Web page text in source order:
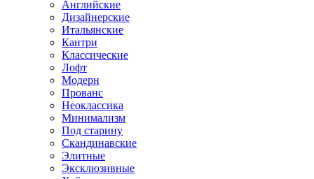
Английские
Дизайнерские
Итальянские
Кантри
Классические
Лофт
Модерн
Прованс
Неоклассика
Минимализм
Под старину
Скандинавские
Элитные
Эксклюзивные